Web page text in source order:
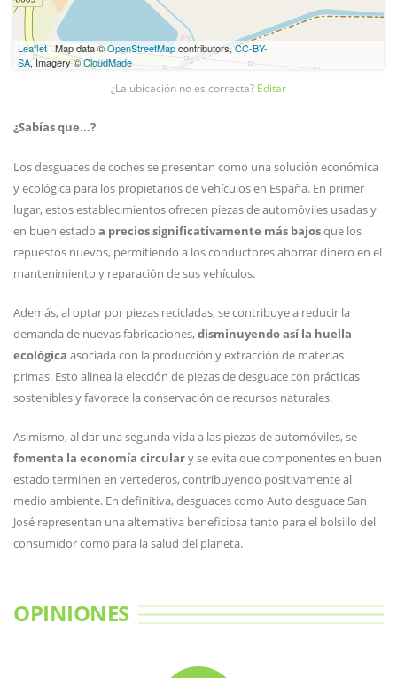
Leaflet| Map data ©OpenStreetMapcontributors,CC-BY-
SA, Imagery ©CloudMade
¿La ubicación no es correcta? Editar
¿Sabías que...?
Los desguaces de coches se presentan como una solución económica
y ecológica para los propietarios de vehículos en España. En primer
lugar, estos establecimientos ofrecen piezas de automóviles usadas y
en buen estado a precios significativamente más bajosque los
repuestos nuevos, permitiendo a los conductores ahorrar dinero en el
mantenimiento y reparación de sus vehículos.
Además, al optar por piezas recicladas, se contribuye a reducir la
demanda de nuevas fabricaciones,disminuyendo así la huella
ecológica asociada con la producción y extracción de materias
primas. Esto alinea la elección de piezas de desguace con prácticas
sostenibles y favorece la conservación de recursos naturales.
Asimismo, al dar una segunda vida a las piezas de automóviles, se
fomenta la economía circulary se evita que componentes en buen
estado terminen en vertederos, contribuyendo positivamente al
medio ambiente. En definitiva, desguaces como Auto desguace San
José representan una alternativa beneficiosa tanto para el bolsillo del
consumidor como para la salud del planeta.
OPINIONES